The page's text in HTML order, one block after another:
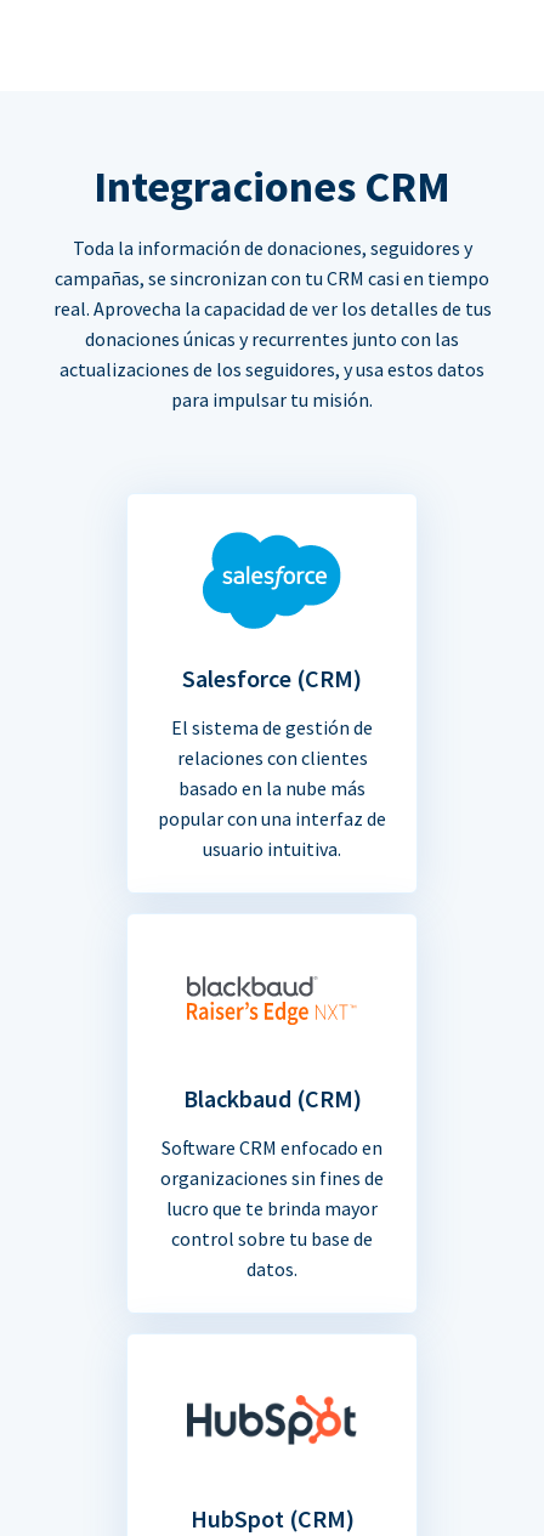
Integraciones CRM
Toda la información de donaciones, seguidores y
campañas, se sincronizan con tu CRM casi en tiempo
real. Aprovecha la capacidad de ver los detalles de tus
donaciones únicas y recurrentes junto con las
actualizaciones de los seguidores, y usa estos datos
para impulsar tu misión.
Salesforce (CRM)
El sistema de gestión de
relaciones con clientes
basado en la nube más
popular con una interfaz de
usuario intuitiva.
Blackbaud (CRM)
Software CRM enfocado en
organizaciones sin fines de
lucro que te brinda mayor
control sobre tu base de
datos.
HubSpot (CRM)